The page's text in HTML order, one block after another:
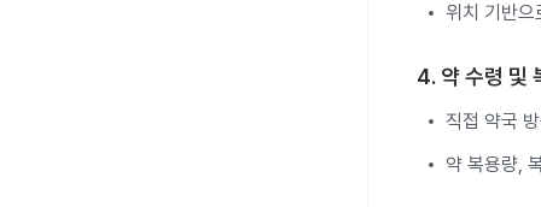
위치 기반
4. 약 수령 및
직접 약국
약 복용량,